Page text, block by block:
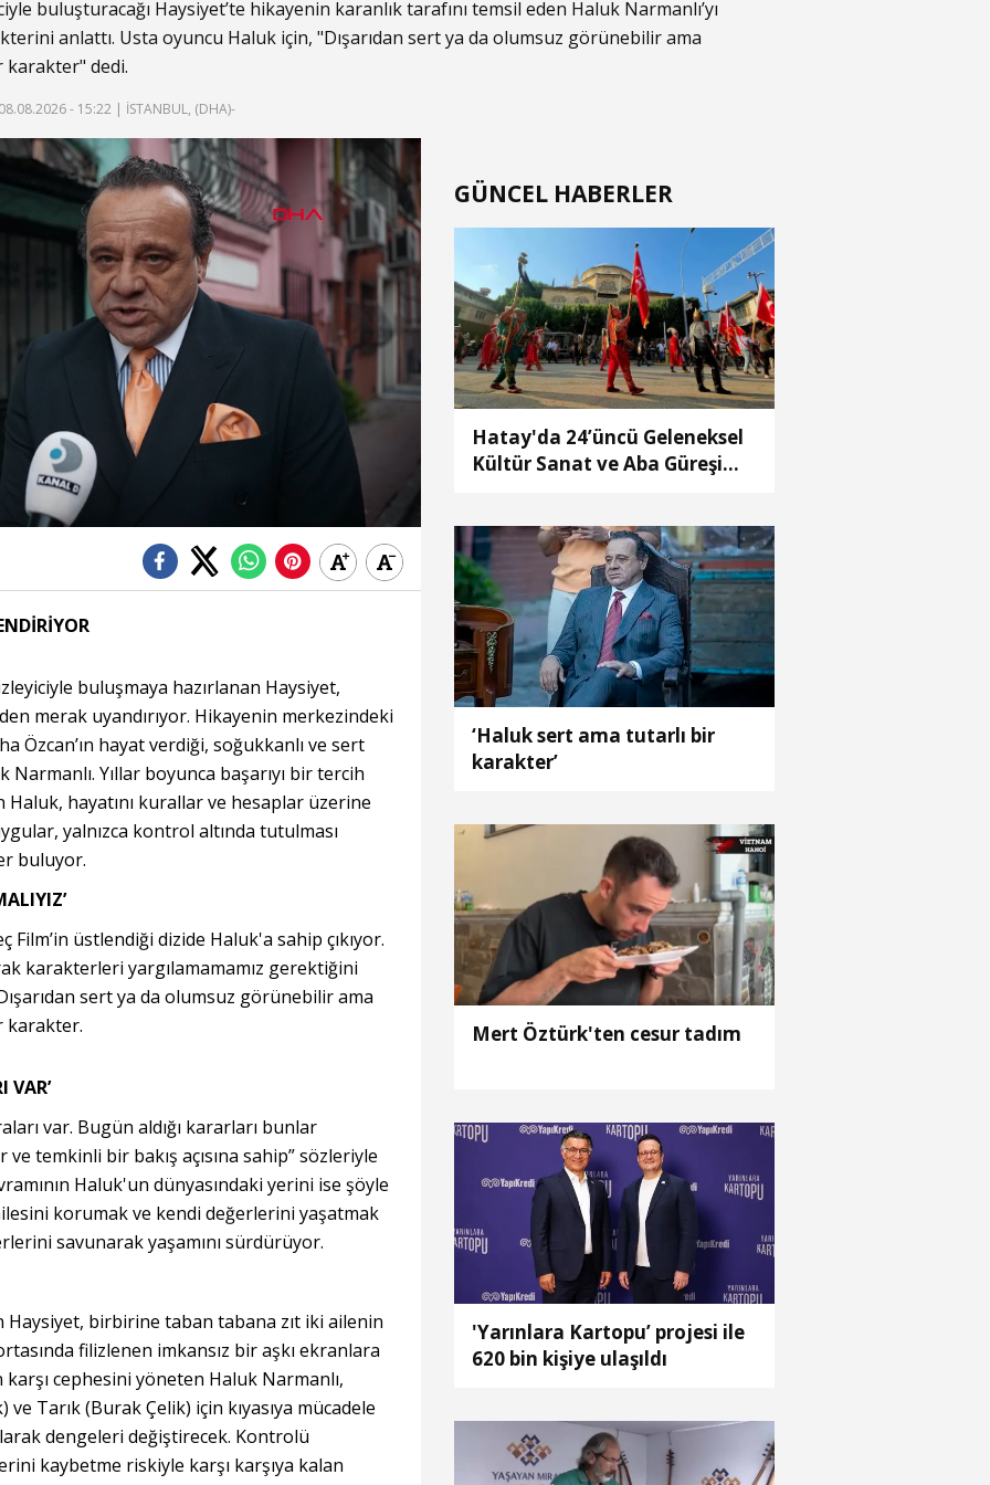
buluşturacağı Haysiyet’te hikayenin karanlık tarafını temsil eden Haluk Narmanlı’yı
anlattı. Usta oyuncu Haluk için, "Dışarıdan sert ya da olumsuz görünebilir ama
karakter" dedi.
- 15:22 | İSTANBUL, (DHA)-
t
buluşmaya hazırlanan Haysiyet,
merak uyandırıyor. Hikayenin merkezindeki
Özcan’ın hayat verdiği, soğukkanlı ve sert
Yıllar boyunca başarıyı bir tercih
hayatını kurallar ve hesaplar üzerine
yalnızca kontrol altında tutulması
buluyor.
Film’in üstlendiği dizide Haluk'a sahip çıkıyor.
karakterleri yargılamamamız gerektiğini
sert ya da olumsuz görünebilir ama
karakter.
VAR’
var. Bugün aldığı kararları bunlar
temkinli bir bakış açısına sahip” sözleriyle
Haluk'un dünyasındaki yerini ise şöyle
korumak ve kendi değerlerini yaşatmak
savunarak yaşamını sürdürüyor.
Haysiyet, birbirine taban tabana zıt iki ailenin
filizlenen imkansız bir aşkı ekranlara
cephesini yöneten Haluk Narmanlı,
Tarık (Burak Çelik) için kıyasıya mücadele
dengeleri değiştirecek. Kontrolü
kaybetme riskiyle karşı karşıya kalan
GÜNCEL HABERLER
Hatay'da 24’üncü Geleneksel
Kültür Sanat ve Aba Güreşi
‘Haluk sert ama tutarlı bir
karakter’
Mert Öztürk'ten cesur tadım
'Yarınlara Kartopu’ projesi ile
620 bin kişiye ulaşıldı